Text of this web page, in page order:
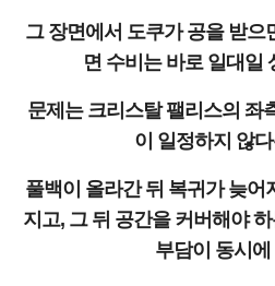
그 장면에서 도쿠가 공을 받으
면 수비는 바로 일대일
문제는 크리스탈 팰리스의 좌
이 일정하지 않
풀백이 올라간 뒤 복귀가 늦어
지고, 그 뒤 공간을 커버해야
부담이 동시에